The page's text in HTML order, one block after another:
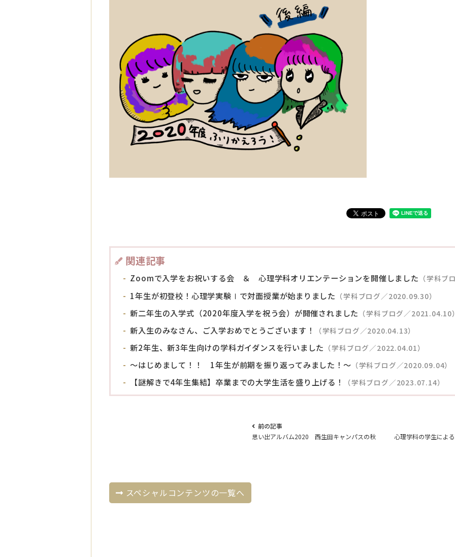
関連記事
Zoomで入学をお祝いする会 ＆ 心理学科オリエンテーションを開催しました （学科ブ
1年生が初登校！心理学実験Ⅰで対面授業が始まりました （学科ブログ／2020.09.30）
新二年生の入学式（2020年度入学を祝う会）が開催されました （学科ブログ／2021.04.10）
新入生のみなさん、ご入学おめでとうございます！ （学科ブログ／2020.04.13）
新2年生、新3年生向けの学科ガイダンスを行いました （学科ブログ／2022.04.01）
〜はじめまして！！ 1年生が前期を振り返ってみました！～ （学科ブログ／2020.09.04）
【謎解きで4年生集結】卒業までの大学生活を盛り上げる！ （学科ブログ／2023.07.14）
前の記事
思い出アルバム2020 西生田キャンパスの秋
心理学科の学生によ
スペシャルコンテンツの一覧へ